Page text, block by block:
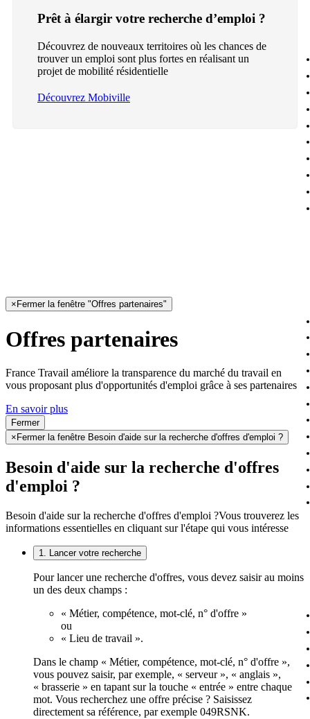
Prêt à élargir votre recherche d’emploi ?
Découvrez de nouveaux territoires où les chances de
trouver un emploi sont plus fortes en réalisant un
projet de mobilité résidentielle
Découvrez Mobiville
× Fermer la fenêtre "Offres partenaires"
Offres partenaires
France Travail améliore la transparence du marché du travail en
vous proposant plus d'opportunités d'emploi grâce à ses partenaires
En savoir plus
Fermer
× Fermer la fenêtre Besoin d'aide sur la recherche d'offres d'emploi ?
Besoin d'aide sur la recherche d'offres
d'emploi ?
Besoin d'aide sur la recherche d'offres d'emploi ?Vous trouverez les
informations essentielles en cliquant sur l'étape qui vous intéresse
1. Lancer votre recherche
Pour lancer une recherche d'offres, vous devez saisir au moins
un des deux champs :
« Métier, compétence, mot-clé, n° d'offre »
ou
« Lieu de travail ».
Dans le champ « Métier, compétence, mot-clé, n° d'offre »,
vous pouvez saisir, par exemple, « serveur », « anglais »,
« brasserie » en tapant sur la touche « entrée » entre chaque
mot. Vous recherchez une offre précise ? Saisissez
directement sa référence, par exemple 049RSNK.